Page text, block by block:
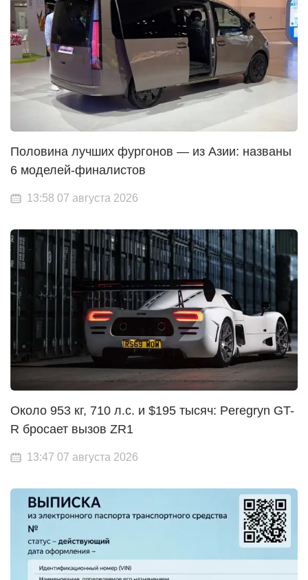
Половина лучших фургонов — из Азии: названы
6 моделей-финалистов
13:58 07 августа 2026
Около 953 кг, 710 л.с. и $195 тысяч: Peregryn GT-
R бросает вызов ZR1
13:47 07 августа 2026